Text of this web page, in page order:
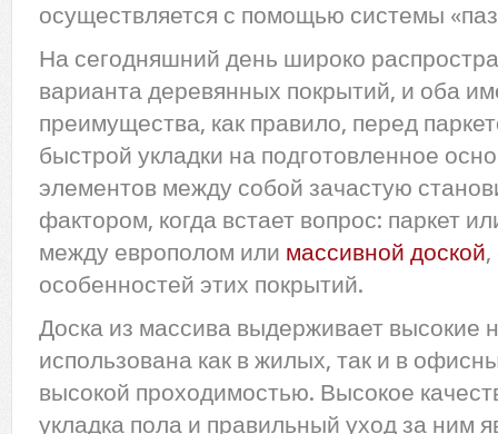
осуществляется с помощью системы
На сегодняшний день широко
варианта деревянных покрытий, и оба
преимущества, как правило, перед
быстрой укладки на подготовленное
элементов между собой зачастую
фактором, когда встает вопрос: паркет
между европолом или массивной доской,
особенностей этих покрытий.
Доска из массива выдерживает высокие
использована как в жилых, так и в
высокой проходимостью. Высокое
укладка пола и правильный уход за ним